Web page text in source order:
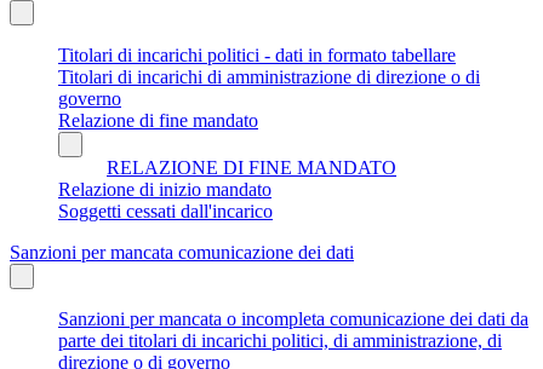
Titolari di incarichi politici - dati in formato tabellare
Titolari di incarichi di amministrazione di direzione o di
governo
Relazione di fine mandato
RELAZIONE DI FINE MANDATO
Relazione di inizio mandato
Soggetti cessati dall'incarico
Sanzioni per mancata comunicazione dei dati
Sanzioni per mancata o incompleta comunicazione dei dati da
parte dei titolari di incarichi politici, di amministrazione, di
direzione o di governo